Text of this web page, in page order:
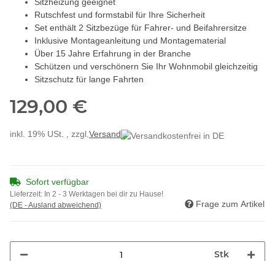
Rutschfest und formstabil für Ihre Sicherheit
Set enthält 2 Sitzbezüge für Fahrer- und Beifahrersitze
Inklusive Montageanleitung und Montagematerial
Über 15 Jahre Erfahrung in der Branche
Schützen und verschönern Sie Ihr Wohnmobil gleichzeitig
Sitzschutz für lange Fahrten
129,00 €
inkl. 19% USt. , zzgl. Versand
Sofort verfügbar
Lieferzeit: In 2 - 3 Werktagen bei dir zu Hause!
(DE - Ausland abweichend)
Frage zum Artikel
Stk